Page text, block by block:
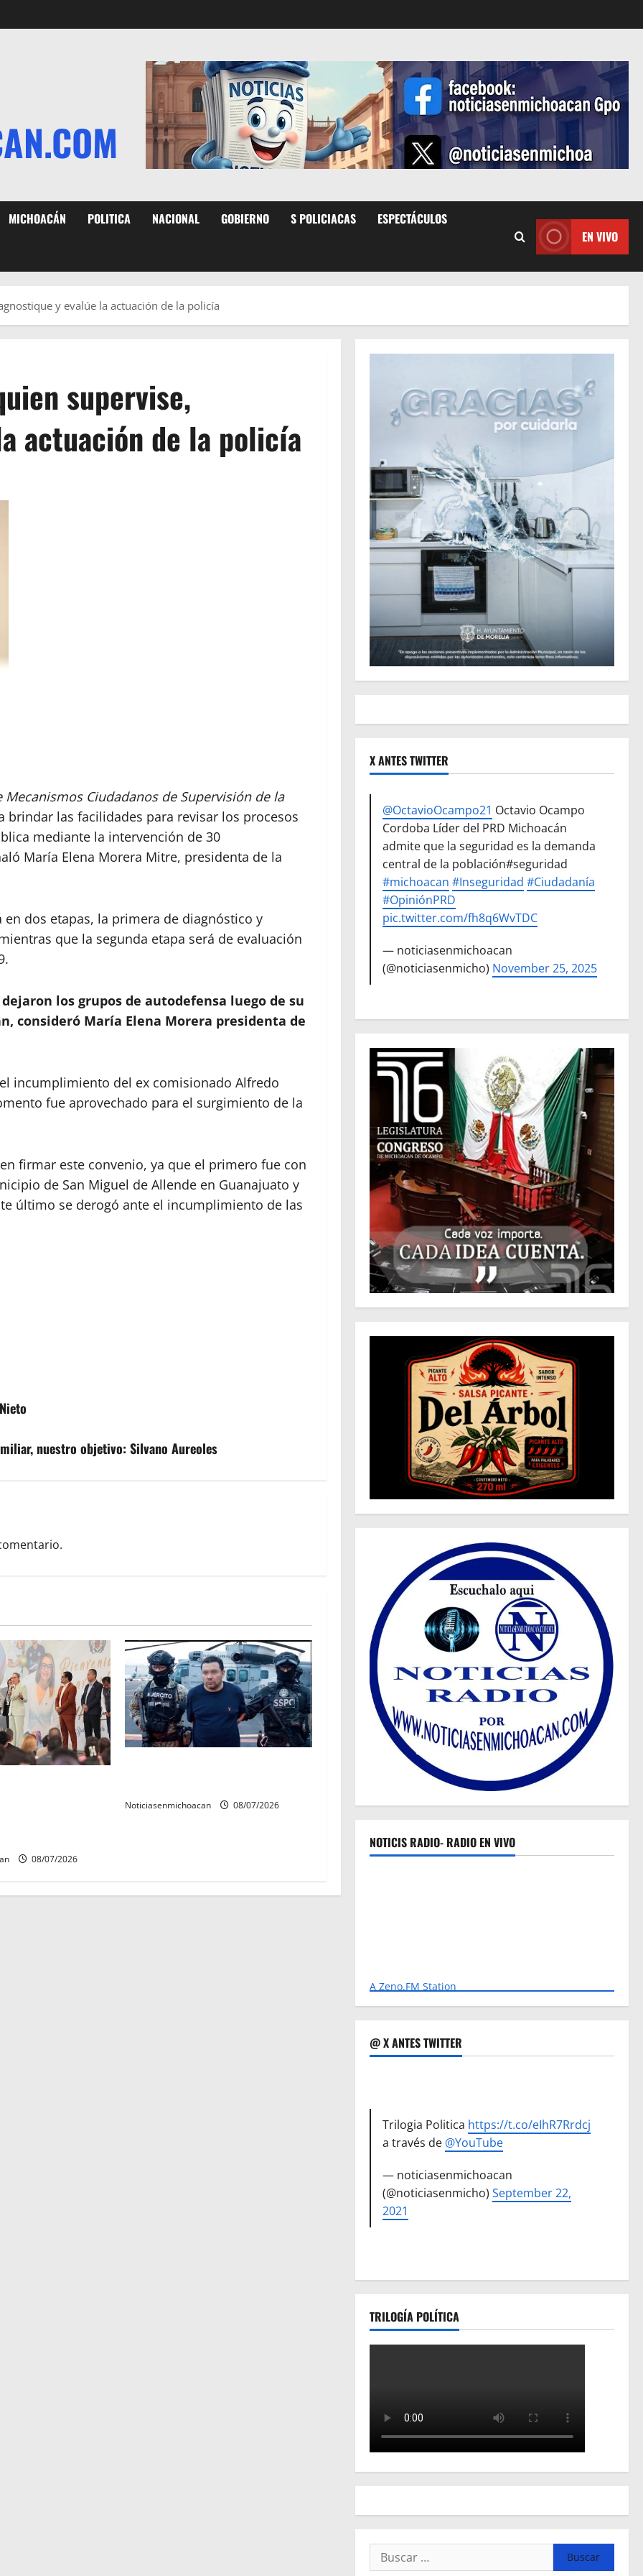
MICHOACÁN POLITICA NACIONAL GOBIERNO S POLICIACAS ESPECTÁCULOS
EN VIVO
y evalúe la actuación de la policía
supervise,
actuación de la policía
Mecanismos Ciudadanos de Supervisión de la
brindar las facilidades para revisar los procesos
mediante la intervención de 30
María Elena Morera Mitre, presidenta de la
dos etapas, la primera de diagnóstico y
que la segunda etapa será de evaluación
los grupos de autodefensa luego de su
consideró María Elena Morera presidenta de
incumplimiento del ex comisionado Alfredo
fue aprovechado para el surgimiento de la
firmar este convenio, ya que el primero fue con
de San Miguel de Allende en Guanajuato y
último se derogó ante el incumplimiento de las
nuestro objetivo: Silvano Aureoles
08/07/2026
Noticiasenmichoacan 08/07/2026
X ANTES TWITTER
@OctavioOcampo21 Octavio Ocampo
Cordoba Líder del PRD Michoacán
admite que la seguridad es la demanda
central de la población#seguridad
#michoacan #Inseguridad #Ciudadanía
#OpiniónPRD
pic.twitter.com/fh8q6WvTDC
— noticiasenmichoacan
(@noticiasenmicho) November 25, 2025
NOTICIS RADIO- RADIO EN VIVO
A Zeno.FM Station
@ X ANTES TWITTER
Trilogia Politica https://t.co/eIhR7Rrdcj
a través de @YouTube
— noticiasenmichoacan
(@noticiasenmicho)September 22,
2021
TRILOGÍA POLÍTICA
Buscar: